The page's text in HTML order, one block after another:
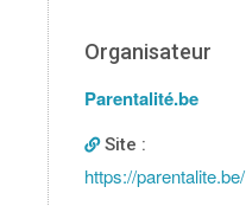
Organisateur
Parentalité.be
Site :
https://parentalite.be/